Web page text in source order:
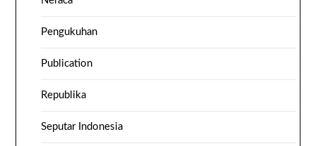
Pengukuhan
Publication
Republika
Seputar Indonesia